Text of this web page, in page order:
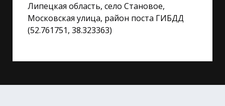
Липецкая область, село Становое,
Московская улица, район поста ГИБДД
(52.761751, 38.323363)